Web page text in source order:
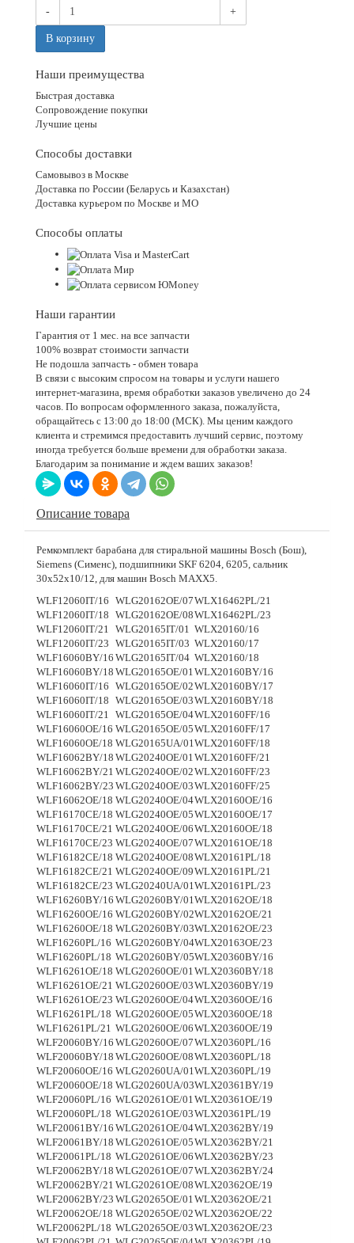
-
+
В корзину
Наши преимущества
Быстрая доставка
Сопровождение покупки
Лучшие цены
Способы доставки
Самовывоз в Москве
Доставка по России (Беларусь и Казахстан)
Доставка курьером по Москве и МО
Способы оплаты
Наши гарантии
Гарантия от 1 мес. на все запчасти
100% возврат стоимости запчасти
Не подошла запчасть - обмен товара
В связи с высоким спросом на товары и услуги нашего
интернет-магазина, время обработки заказов увеличено до 24
часов. По вопросам оформленного заказа, пожалуйста,
обращайтесь с 13:00 до 18:00 (МСК). Мы ценим каждого
клиента и стремимся предоставить лучший сервис, поэтому
иногда требуется больше времени для обработки заказа.
Благодарим за понимание и ждем ваших заказов!
Описание товара
Ремкомплект барабана для стиральной машины Bosch (Бош),
Siemens (Сименс), подшипники SKF 6204, 6205, сальник
30х52х10/12, для машин Bosch MAXX5.
WLF12060IT/16 WLG20162OE/07WLX16462PL/21
WLF12060IT/18 WLG20162OE/08WLX16462PL/23
WLF12060IT/21 WLG20165IT/01 WLX20160/16
WLF12060IT/23 WLG20165IT/03 WLX20160/17
WLF16060BY/16 WLG20165IT/04 WLX20160/18
WLF16060BY/18 WLG20165OE/01WLX20160BY/16
WLF16060IT/16 WLG20165OE/02WLX20160BY/17
WLF16060IT/18 WLG20165OE/03WLX20160BY/18
WLF16060IT/21 WLG20165OE/04WLX20160FF/16
WLF16060OE/16 WLG20165OE/05WLX20160FF/17
WLF16060OE/18 WLG20165UA/01WLX20160FF/18
WLF16062BY/18 WLG20240OE/01WLX20160FF/21
WLF16062BY/21 WLG20240OE/02WLX20160FF/23
WLF16062BY/23 WLG20240OE/03WLX20160FF/25
WLF16062OE/18 WLG20240OE/04WLX20160OE/16
WLF16170CE/18 WLG20240OE/05WLX20160OE/17
WLF16170CE/21 WLG20240OE/06WLX20160OE/18
WLF16170CE/23 WLG20240OE/07WLX20161OE/18
WLF16182CE/18 WLG20240OE/08WLX20161PL/18
WLF16182CE/21 WLG20240OE/09WLX20161PL/21
WLF16182CE/23 WLG20240UA/01WLX20161PL/23
WLF16260BY/16 WLG20260BY/01WLX20162OE/18
WLF16260OE/16 WLG20260BY/02WLX20162OE/21
WLF16260OE/18 WLG20260BY/03WLX20162OE/23
WLF16260PL/16 WLG20260BY/04WLX20163OE/23
WLF16260PL/18 WLG20260BY/05WLX20360BY/16
WLF16261OE/18 WLG20260OE/01WLX20360BY/18
WLF16261OE/21 WLG20260OE/03WLX20360BY/19
WLF16261OE/23 WLG20260OE/04WLX20360OE/16
WLF16261PL/18 WLG20260OE/05WLX20360OE/18
WLF16261PL/21 WLG20260OE/06WLX20360OE/19
WLF20060BY/16 WLG20260OE/07WLX20360PL/16
WLF20060BY/18 WLG20260OE/08WLX20360PL/18
WLF20060OE/16 WLG20260UA/01WLX20360PL/19
WLF20060OE/18 WLG20260UA/03WLX20361BY/19
WLF20060PL/16 WLG20261OE/01WLX20361OE/19
WLF20060PL/18 WLG20261OE/03WLX20361PL/19
WLF20061BY/16 WLG20261OE/04WLX20362BY/19
WLF20061BY/18 WLG20261OE/05WLX20362BY/21
WLF20061PL/18 WLG20261OE/06WLX20362BY/23
WLF20062BY/18 WLG20261OE/07WLX20362BY/24
WLF20062BY/21 WLG20261OE/08WLX20362OE/19
WLF20062BY/23 WLG20265OE/01WLX20362OE/21
WLF20062OE/18 WLG20265OE/02WLX20362OE/22
WLF20062PL/18 WLG20265OE/03WLX20362OE/23